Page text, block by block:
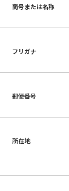
商号または名称
フリガナ
郵便番号
所在地